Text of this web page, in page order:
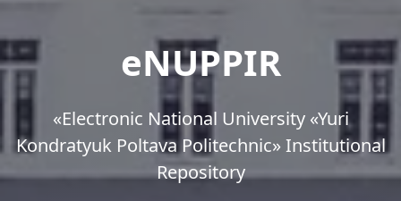
eNUPPIR
«Еlectronic National University «Yuri
Kondratyuk Poltava Politechnic» Institutional
Repository